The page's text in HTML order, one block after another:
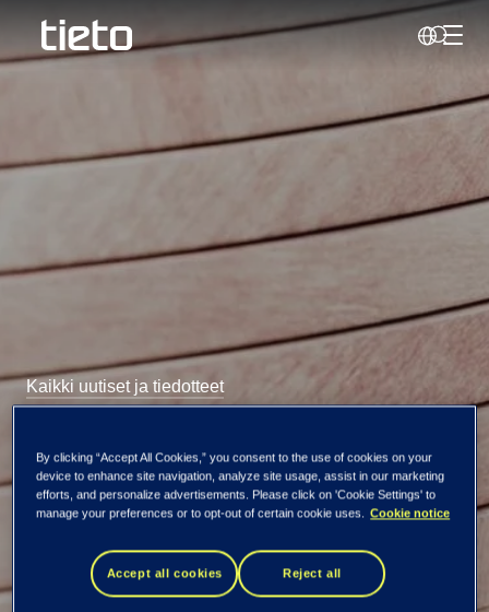
Haku
Kaikki uutiset ja tiedotteet
Tiedon kolmannen
neljänneksen tulos
24.lokakuuta –
By clicking “Accept All Cookies,” you consent to the use of cookies on your
device to enhance site navigation, analyze site usage, assist in our marketing
efforts, and personalize advertisements. Please click on 'Cookie Settings' to
manage your preferences or to opt-out of certain cookie uses. Cookie notice
Accept all cookies Reject all